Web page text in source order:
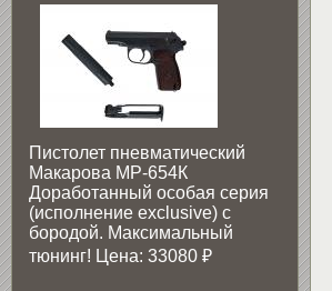
Пистолет пневматический
Макарова МР-654К
Доработанный особая серия
(исполнение exclusive) c
бородой. Максимальный
тюнинг! Цена: 33080 ₽